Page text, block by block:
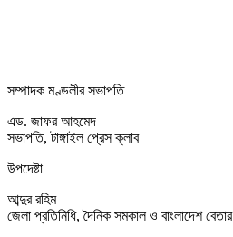
সম্পাদক মণ্ডলীর সভাপতি
এড. জাফর আহমেদ
সভাপতি, টাঙ্গাইল প্রেস ক্লাব
উপদেষ্টা
আব্দুর রহিম
জেলা প্রতিনিধি, দৈনিক সমকাল ও বাংলাদেশ বেতার